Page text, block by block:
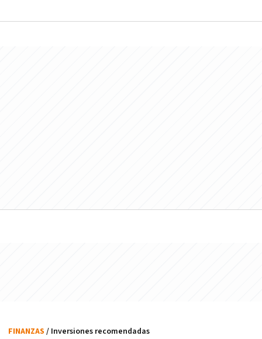
FINANZAS / Inversiones recomendadas